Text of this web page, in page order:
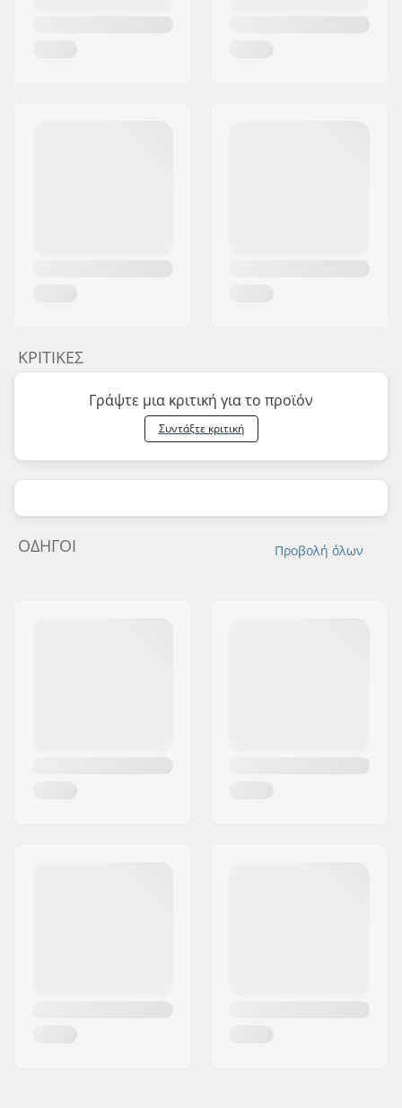
ΚΡΙΤΙΚΈΣ
Γράψτε μια κριτική για το προϊόν
Συντάξτε κριτική
Προβολή όλων
ΟΔΗΓΟΊ